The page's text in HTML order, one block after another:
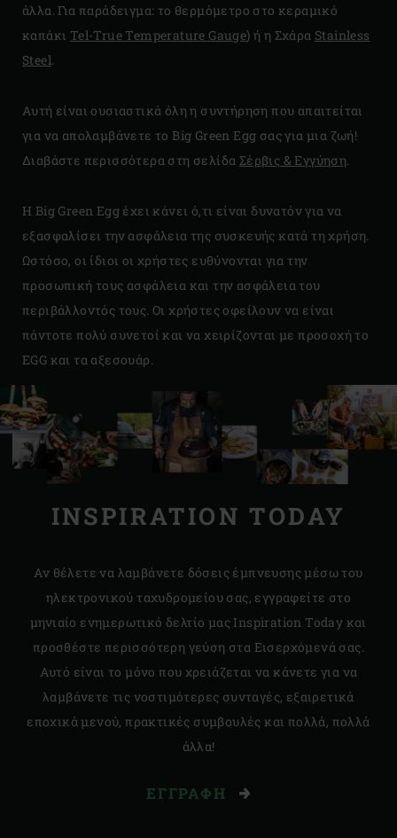
άλλα. Για παράδειγμα: το θερμόμετρο στο κεραμικό
καπάκι Tel-True Temperature Gauge) ή η Σχάρα Stainless
Steel.
Αυτή είναι ουσιαστικά όλη η συντήρηση που απαιτείται
για να απολαμβάνετε το Big Green Egg σας για μια ζωή!
Διαβάστε περισσότερα στη σελίδα Σέρβις & Εγγύηση.
H Big Green Egg έχει κάνει ό,τι είναι δυνατόν για να
εξασφαλίσει την ασφάλεια της συσκευής κατά τη χρήση.
Ωστόσο, οι ίδιοι οι χρήστες ευθύνονται για την
προσωπική τους ασφάλεια και την ασφάλεια του
περιβάλλοντός τους. Οι χρήστες οφείλουν να είναι
πάντοτε πολύ συνετοί και να χειρίζονται με προσοχή το
EGG και τα αξεσουάρ.
INSPIRATION TODAY
Αν θέλετε να λαμβάνετε δόσεις έμπνευσης μέσω του
ηλεκτρονικού ταχυδρομείου σας, εγγραφείτε στο
μηνιαίο ενημερωτικό δελτίο μας Inspiration Today και
προσθέστε περισσότερη γεύση στα Εισερχόμενά σας.
Αυτό είναι το μόνο που χρειάζεται να κάνετε για να
λαμβάνετε τις νοστιμότερες συνταγές, εξαιρετικά
εποχικά μενού, πρακτικές συμβουλές και πολλά, πολλά
άλλα!
ΕΓΓΡΑΦΉ